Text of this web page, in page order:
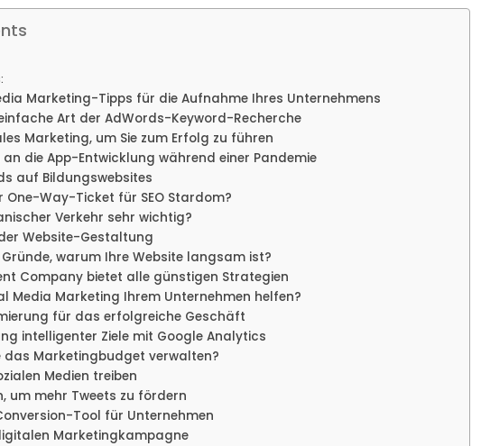
Marketing-Tipps für die Aufnahme Ihres Unternehmens
Art der AdWords-Keyword-Recherche
Marketing, um Sie zum Erfolg zu führen
die App-Entwicklung während einer Pandemie
auf Bildungswebsites
One-Way-Ticket für SEO Stardom?
Verkehr sehr wichtig?
Website-Gestaltung
Gründe, warum Ihre Website langsam ist?
Company bietet alle günstigen Strategien
Media Marketing Ihrem Unternehmen helfen?
für das erfolgreiche Geschäft
intelligenter Ziele mit Google Analytics
das Marketingbudget verwalten?
Medien treiben
um mehr Tweets zu fördern
Tool für Unternehmen
Marketingkampagne